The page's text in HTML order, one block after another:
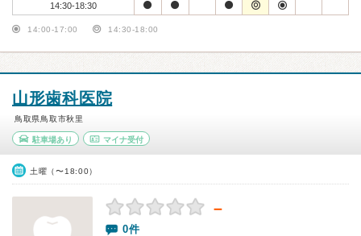
14:30-18:30
14:00-17:00 14:30-18:00
山形歯科医院
鳥取県鳥取市秋里
駐車場あり マイナ受付
土曜（〜18:00）
－
0件